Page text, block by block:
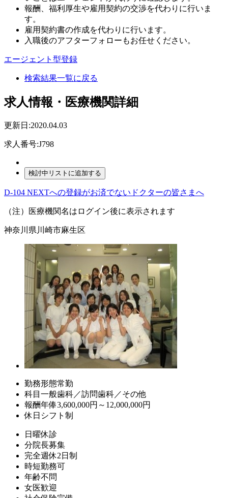
報酬、福利厚生や雇用契約の交渉を代わりに行いま
す。
雇用契約書の作成を代わりに行います。
入職後のアフターフォローもお任せください。
エージェント型登録
検索結果一覧に戻る
求人情報・医療機関詳細
更新日:2020.04.03
求人番号:J798
D-104 NEXTへの登録がお済でないドクターの皆さまへ
（注）医療機関名はログイン後に表示されます
神奈川県川崎市麻生区
勤務形態常勤
科目 一般歯科／訪問歯科／その他
報酬年俸3,600,000円～12,000,000円
休日 シフト制
日曜休診
分院長募集
完全週休2日制
時短勤務可
年齢不問
女医歓迎